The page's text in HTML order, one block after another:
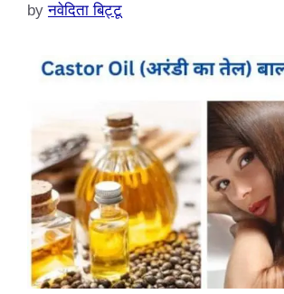
byनवेदिता बिट्टू